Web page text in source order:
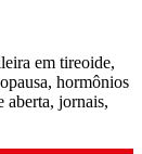
em tireoide,
hormônios
jornais,